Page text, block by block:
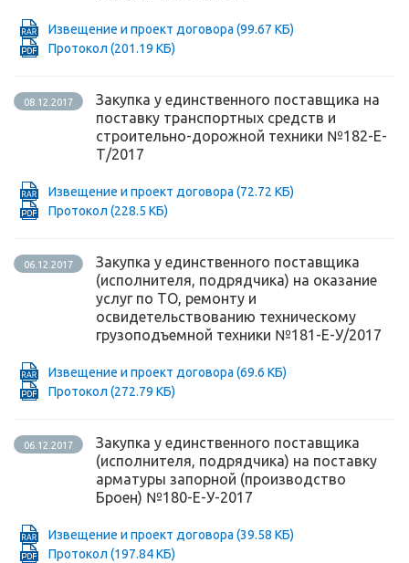
Извещение и проект договора (99.67 КБ)
Протокол (201.19 КБ)
08.12.2017
Закупка у единственного поставщика на
поставку транспортных средств и
строительно-дорожной техники №182-Е-
Т/2017
Извещение и проект договора (72.72 КБ)
Протокол (228.5 КБ)
06.12.2017
Закупка у единственного поставщика
(исполнителя, подрядчика) на оказание
услуг по ТО, ремонту и
освидетельствованию техническому
грузоподъемной техники №181-Е-У/2017
Извещение и проект договора (69.6 КБ)
Протокол (272.79 КБ)
06.12.2017
Закупка у единственного поставщика
(исполнителя, подрядчика) на поставку
арматуры запорной (производство
Броен) №180-Е-У-2017
Извещение и проект договора (39.58 КБ)
Протокол (197.84 КБ)